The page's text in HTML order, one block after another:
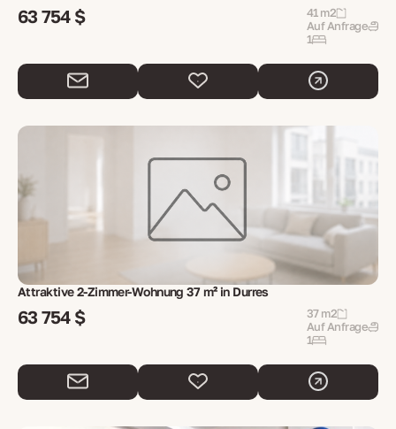
63 754 $
41 m2
Auf Anfrage
1
Attraktive 2-Zimmer-Wohnung 37 m² in Durres
63 754 $
37 m2
Auf Anfrage
1